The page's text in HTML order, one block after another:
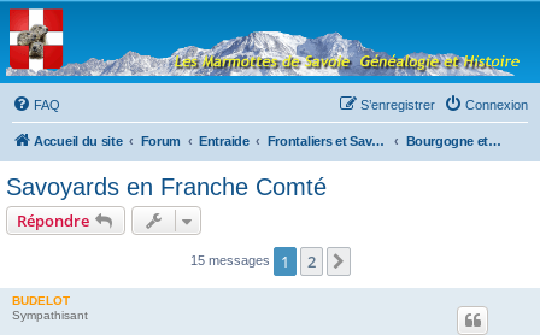
Les Marmottes de
Savoie
Forum d'entraide généalogique
FAQ
Connexion
S’enregistrer
Accueil du site Forum Entraide Frontaliers et Savoyards à l'étranger Bourgogne et Franche-Comté
Savoyards en Franche Comté
Répondre
15 messages 1 2
BUDELOT
Sympathisant